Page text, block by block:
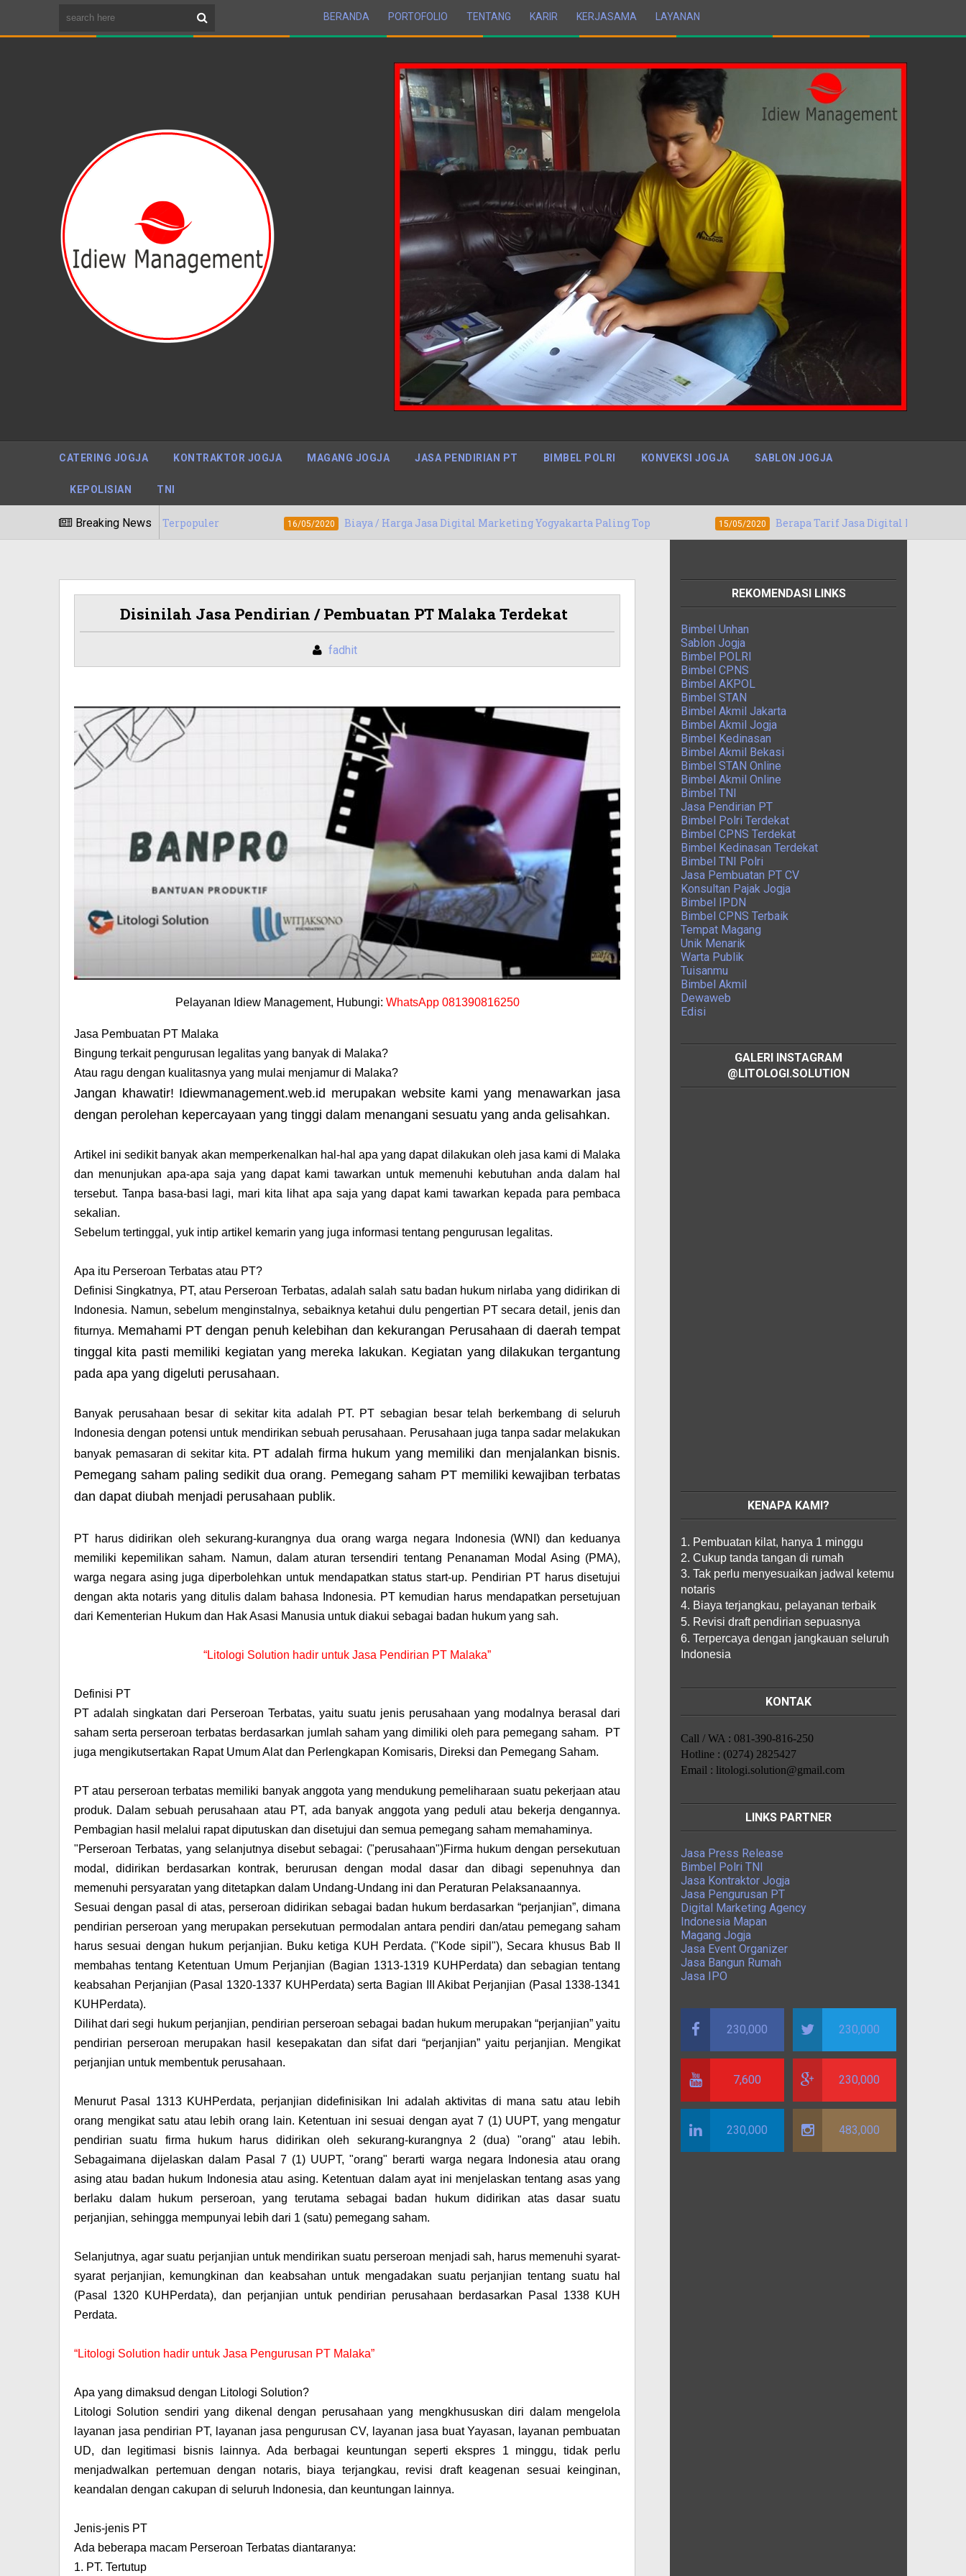
BERANDA PORTOFOLIO TENTANG KARIR KERJASAMA LAYANAN
CATERING JOGJA KONTRAKTOR JOGJA MAGANG JOGJA JASA PENDIRIAN PT BIMBEL POLRI KONVEKSI JOGJA SABLON JOGJA
KEPOLISIAN TNI
Breaking News
Papua Barat Terpopuler 16/05/2020 Biaya / Harga Jasa Digital Marketing Yogyakarta Paling Top 15/05/2020 Berapa Tarif Jasa Digital Marketing Denpasar, Bali
Disinilah Jasa Pendirian / Pembuatan PT Malaka Terdekat
fadhit
Pelayanan Idiew Management, Hubungi: WhatsApp 081390816250
Jasa Pembuatan PT Malaka
Bingung terkait pengurusan legalitas yang banyak di Malaka?
Atau ragu dengan kualitasnya yang mulai menjamur di Malaka?
Jangan khawatir! Idiewmanagement.web.id merupakan website kami yang menawarkan jasa
dengan perolehan kepercayaan yang tinggi dalam menangani sesuatu yang anda gelisahkan.
Artikel ini sedikit banyak akan memperkenalkan hal-hal apa yang dapat dilakukan oleh jasa kami di Malaka
dan menunjukan apa-apa saja yang dapat kami tawarkan untuk memenuhi kebutuhan anda dalam hal
tersebut. Tanpa basa-basi lagi, mari kita lihat apa saja yang dapat kami tawarkan kepada para pembaca
sekalian.
Sebelum tertinggal, yuk intip artikel kemarin yang juga informasi tentang pengurusan legalitas.
Apa itu Perseroan Terbatas atau PT?
Definisi Singkatnya, PT, atau Perseroan Terbatas, adalah salah satu badan hukum nirlaba yang didirikan di
Indonesia. Namun, sebelum menginstalnya, sebaiknya ketahui dulu pengertian PT secara detail, jenis dan
fiturnya. Memahami PT dengan penuh kelebihan dan kekurangan Perusahaan di daerah tempat
tinggal kita pasti memiliki kegiatan yang mereka lakukan. Kegiatan yang dilakukan tergantung
pada apa yang digeluti perusahaan.
Banyak perusahaan besar di sekitar kita adalah PT. PT sebagian besar telah berkembang di seluruh
Indonesia dengan potensi untuk mendirikan sebuah perusahaan. Perusahaan juga tanpa sadar melakukan
banyak pemasaran di sekitar kita. PT adalah firma hukum yang memiliki dan menjalankan bisnis.
Pemegang saham paling sedikit dua orang. Pemegang saham PT memiliki kewajiban terbatas
dan dapat diubah menjadi perusahaan publik.
PT harus didirikan oleh sekurang-kurangnya dua orang warga negara Indonesia (WNI) dan keduanya
memiliki kepemilikan saham. Namun, dalam aturan tersendiri tentang Penanaman Modal Asing (PMA),
warga negara asing juga diperbolehkan untuk mendapatkan status start-up. Pendirian PT harus disetujui
dengan akta notaris yang ditulis dalam bahasa Indonesia. PT kemudian harus mendapatkan persetujuan
dari Kementerian Hukum dan Hak Asasi Manusia untuk diakui sebagai badan hukum yang sah.
“Litologi Solution hadir untuk Jasa Pendirian PT Malaka”
Definisi PT
PT adalah singkatan dari Perseroan Terbatas, yaitu suatu jenis perusahaan yang modalnya berasal dari
saham serta perseroan terbatas berdasarkan jumlah saham yang dimiliki oleh para pemegang saham. PT
juga mengikutsertakan Rapat Umum Alat dan Perlengkapan Komisaris, Direksi dan Pemegang Saham.
PT atau perseroan terbatas memiliki banyak anggota yang mendukung pemeliharaan suatu pekerjaan atau
produk. Dalam sebuah perusahaan atau PT, ada banyak anggota yang peduli atau bekerja dengannya.
Pembagian hasil melalui rapat diputuskan dan disetujui dan semua pemegang saham memahaminya.
"Perseroan Terbatas, yang selanjutnya disebut sebagai: ("perusahaan")Firma hukum dengan persekutuan
modal, didirikan berdasarkan kontrak, berurusan dengan modal dasar dan dibagi sepenuhnya dan
memenuhi persyaratan yang ditetapkan dalam Undang-Undang ini dan Peraturan Pelaksanaannya.
Sesuai dengan pasal di atas, perseroan didirikan sebagai badan hukum berdasarkan “perjanjian”, dimana
pendirian perseroan yang merupakan persekutuan permodalan antara pendiri dan/atau pemegang saham
harus sesuai dengan hukum perjanjian. Buku ketiga KUH Perdata. ("Kode sipil"), Secara khusus Bab II
membahas tentang Ketentuan Umum Perjanjian (Bagian 1313-1319 KUHPerdata) dan sebagian tentang
keabsahan Perjanjian (Pasal 1320-1337 KUHPerdata) serta Bagian III Akibat Perjanjian (Pasal 1338-1341
KUHPerdata).
Dilihat dari segi hukum perjanjian, pendirian perseroan sebagai badan hukum merupakan “perjanjian” yaitu
pendirian perseroan merupakan hasil kesepakatan dan sifat dari “perjanjian” yaitu perjanjian. Mengikat
perjanjian untuk membentuk perusahaan.
Menurut Pasal 1313 KUHPerdata, perjanjian didefinisikan Ini adalah aktivitas di mana satu atau lebih
orang mengikat satu atau lebih orang lain. Ketentuan ini sesuai dengan ayat 7 (1) UUPT, yang mengatur
pendirian suatu firma hukum harus didirikan oleh sekurang-kurangnya 2 (dua) "orang" atau lebih.
Sebagaimana dijelaskan dalam Pasal 7 (1) UUPT, "orang" berarti warga negara Indonesia atau orang
asing atau badan hukum Indonesia atau asing. Ketentuan dalam ayat ini menjelaskan tentang asas yang
berlaku dalam hukum perseroan, yang terutama sebagai badan hukum didirikan atas dasar suatu
perjanjian, sehingga mempunyai lebih dari 1 (satu) pemegang saham.
Selanjutnya, agar suatu perjanjian untuk mendirikan suatu perseroan menjadi sah, harus memenuhi syarat-
syarat perjanjian, kemungkinan dan keabsahan untuk mengadakan suatu perjanjian tentang suatu hal
(Pasal 1320 KUHPerdata), dan perjanjian untuk pendirian perusahaan berdasarkan Pasal 1338 KUH
Perdata.
“Litologi Solution hadir untuk Jasa Pengurusan PT Malaka”
Apa yang dimaksud dengan Litologi Solution?
Litologi Solution sendiri yang dikenal dengan perusahaan yang mengkhususkan diri dalam mengelola
layanan jasa pendirian PT, layanan jasa pengurusan CV, layanan jasa buat Yayasan, layanan pembuatan
UD, dan legitimasi bisnis lainnya. Ada berbagai keuntungan seperti ekspres 1 minggu, tidak perlu
menjadwalkan pertemuan dengan notaris, biaya terjangkau, revisi draft keagenan sesuai keinginan,
keandalan dengan cakupan di seluruh Indonesia, dan keuntungan lainnya.
Jenis-jenis PT
Ada beberapa macam Perseroan Terbatas diantaranya:
1. PT. Tertutup
REKOMENDASI LINKS
Bimbel Unhan
Sablon Jogja
Bimbel POLRI
Bimbel CPNS
Bimbel AKPOL
Bimbel STAN
Bimbel Akmil Jakarta
Bimbel Akmil Jogja
Bimbel Kedinasan
Bimbel Akmil Bekasi
Bimbel STAN Online
Bimbel Akmil Online
Bimbel TNI
Jasa Pendirian PT
Bimbel Polri Terdekat
Bimbel CPNS Terdekat
Bimbel Kedinasan Terdekat
Bimbel TNI Polri
Jasa Pembuatan PT CV
Konsultan Pajak Jogja
Bimbel IPDN
Bimbel CPNS Terbaik
Tempat Magang
Unik Menarik
Warta Publik
Tuisanmu
Bimbel Akmil
Dewaweb
Edisi
GALERI INSTAGRAM
@LITOLOGI.SOLUTION
KENAPA KAMI?
1. Pembuatan kilat, hanya 1 minggu
2. Cukup tanda tangan di rumah
3. Tak perlu menyesuaikan jadwal ketemu
notaris
4. Biaya terjangkau, pelayanan terbaik
5. Revisi draft pendirian sepuasnya
6. Terpercaya dengan jangkauan seluruh
Indonesia
KONTAK
Call / WA : 081-390-816-250
Hotline : (0274) 2825427
Email : litologi.solution@gmail.com
LINKS PARTNER
Jasa Press Release
Bimbel Polri TNI
Jasa Kontraktor Jogja
Jasa Pengurusan PT
Digital Marketing Agency
Indonesia Mapan
Magang Jogja
Jasa Event Organizer
Jasa Bangun Rumah
Jasa IPO
230,000 230,000
7,600 230,000
230,000 483,000